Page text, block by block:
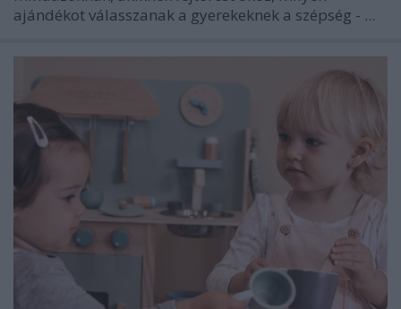
ajándékot válasszanak a gyerekeknek a szépség - ...